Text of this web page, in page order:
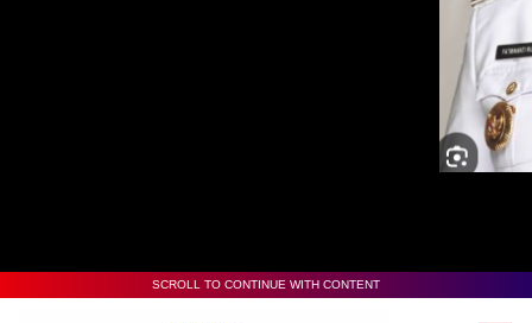
SCROLL TO CONTINUE WITH CONTENT